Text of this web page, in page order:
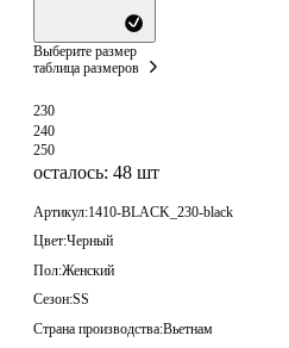
Выберите размер
таблица размеров
230
240
250
осталось: 48 шт
Артикул:1410-BLACK_230-black
Цвет:Черный
Пол:Женский
Сезон:SS
Страна производства:Вьетнам